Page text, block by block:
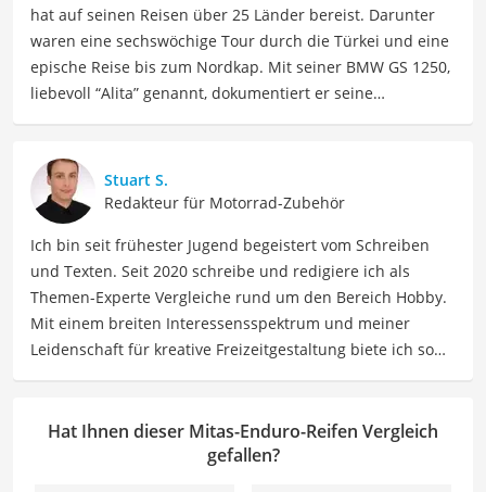
hat auf seinen Reisen über 25 Länder bereist. Darunter
waren eine sechswöchige Tour durch die Türkei und eine
epische Reise bis zum Nordkap. Mit seiner BMW GS 1250,
liebevoll “Alita” genannt, dokumentiert er seine
Kanälen auf "Kettenöl und Ravioli". Meli kennt die
Herausforderungen, die Motorradfahrer auf Reisen
erwarten, aus erster Hand, und kann fundierte
Empfehlungen geben, die nicht nur Theorie sind, sondern
in der Praxis getestet wurden. In seiner Freizeit findet er
außerdem Ausgleich beim Sport: Joggen und Marathon
Laufen und Wandern in den Bergen.
Der Mitas-Enduro-Reifen-Vergleich ist aus unserer Sicht
Stuart S.
Redakteur für Motorrad-Zubehör
Ich bin seit frühester Jugend begeistert vom Schreiben
und Texten. Seit 2020 schreibe und redigiere ich als
Themen-Experte Vergleiche rund um den Bereich Hobby.
Mit einem breiten Interessensspektrum und meiner
Leidenschaft für kreative Freizeitgestaltung biete ich so
Anleitungen, Produktvergleiche sowie auch Tipps, um
Menschen dabei zu helfen, ihre Leidenschaften und
Hat Ihnen dieser Mitas-Enduro-Reifen Vergleich
gefallen?